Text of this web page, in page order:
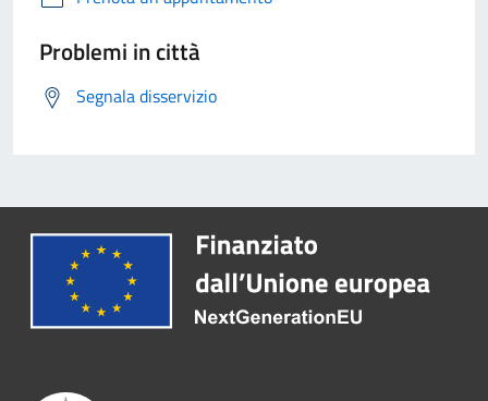
Problemi in città
Segnala disservizio